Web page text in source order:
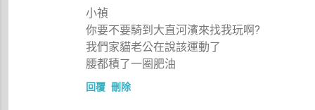
小禎
你要不要騎到大直河濱來找我玩啊?
我們家貓老公在說該運動了
腰都積了一圈肥油
回覆 刪除